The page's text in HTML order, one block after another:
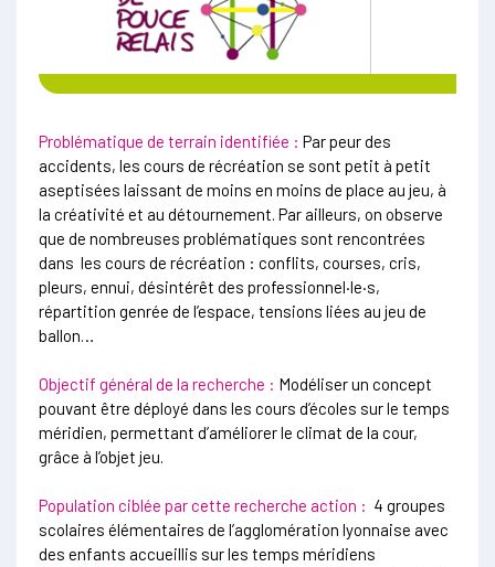
Problématique de terrain identifiée : Par peur des
accidents, les cours de récréation se sont petit à petit
aseptisées laissant de moins en moins de place au jeu, à
la créativité et au détournement. Par ailleurs, on observe
que de nombreuses problématiques sont rencontrées
dans les cours de récréation : conflits, courses, cris,
pleurs, ennui, désintérêt des professionnel·le·s,
répartition genrée de l’espace, tensions liées au jeu de
ballon…
Objectif général de la recherche : Modéliser un concept
pouvant être déployé dans les cours d’écoles sur le temps
méridien, permettant d’améliorer le climat de la cour,
grâce à l’objet jeu.
Population ciblée par cette recherche action : 4 groupes
scolaires élémentaires de l’agglomération lyonnaise avec
des enfants accueillis sur les temps méridiens